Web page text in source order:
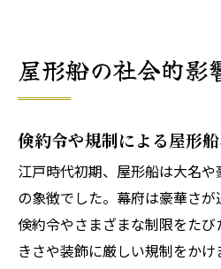
屋形船の社会的影
倹約令や規制による屋形
江戸時代初期、屋形船は大名
の象徴でした。幕府は豪華さが
倹約令やさまざまな制限をた
きさや装飾に厳しい規制をか